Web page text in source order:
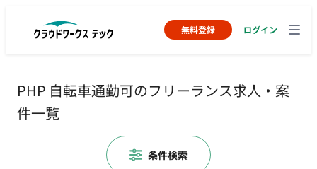
無料登録 ログイン
PHP 自転車通勤可のフリーランス求人・案
件一覧
条件検索